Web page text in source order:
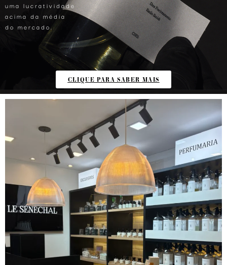
uma lucratividade
acima da média
do mercado.
CLIQUE PARA SABER MAIS